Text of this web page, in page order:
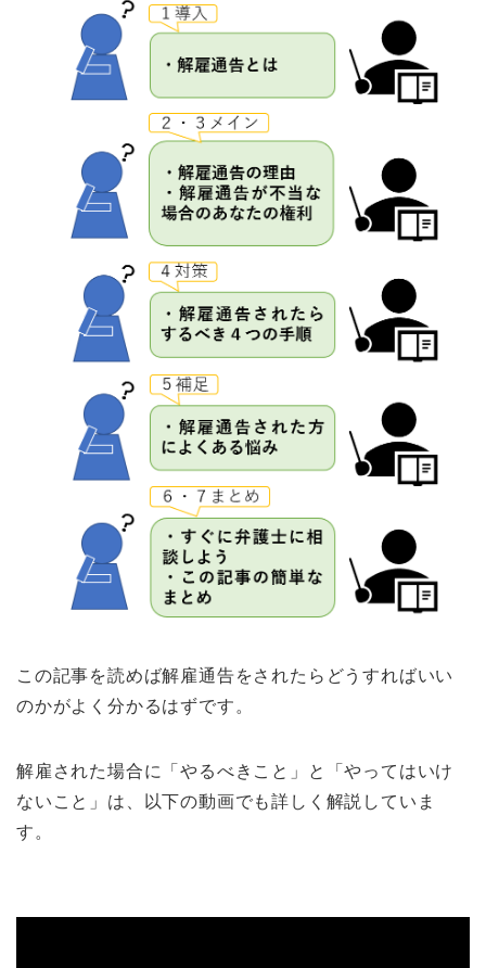
この記事を読めば解雇通告をされたらどうすればいい
のかがよく分かるはずです。
解雇された場合に「やるべきこと」と「やってはいけ
ないこと」は、以下の動画でも詳しく解説していま
す。